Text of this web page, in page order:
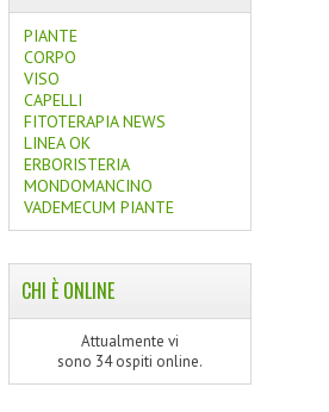
PIANTE
CORPO
VISO
CAPELLI
FITOTERAPIA NEWS
LINEA OK
ERBORISTERIA
MONDOMANCINO
VADEMECUM PIANTE
CHI È ONLINE
Attualmente vi
sono 34 ospiti online.